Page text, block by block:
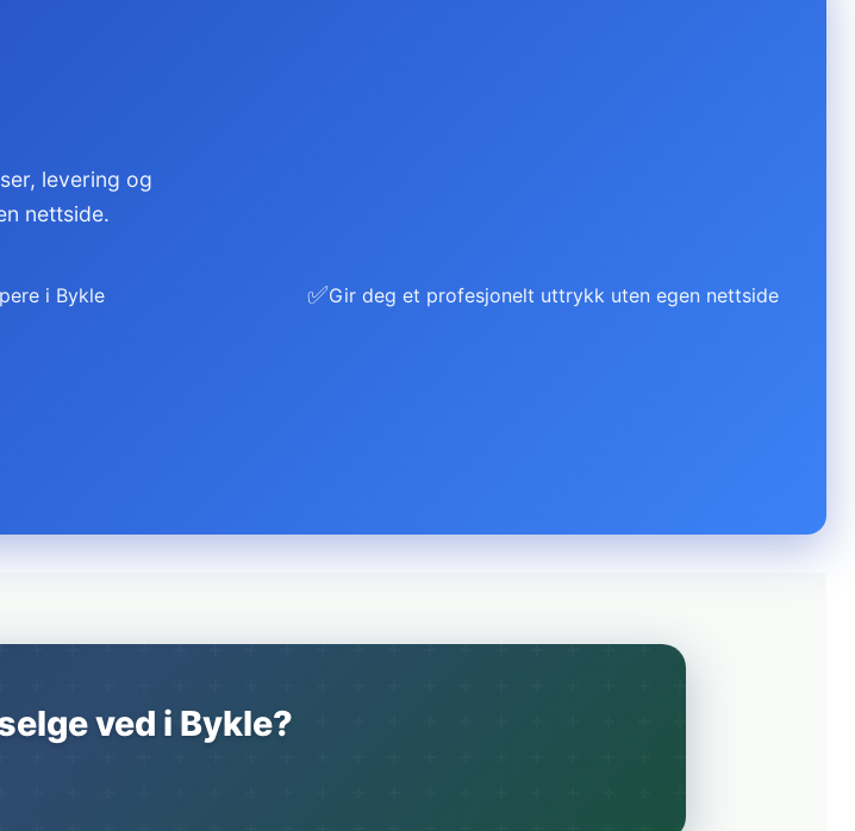
levering og
nettside.
i Bykle ✅Gir deg et profesjonelt uttrykk uten egen nettside
ved i Bykle?